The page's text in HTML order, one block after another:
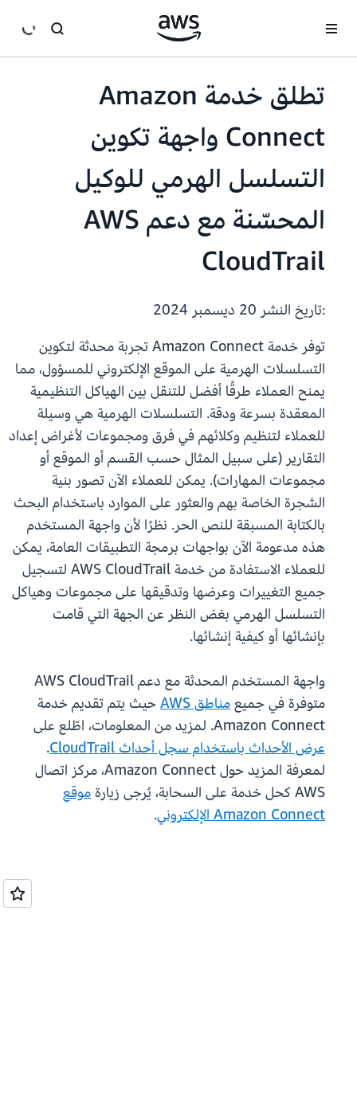
تطلق خدمة Amazon
Connect واجهة تكوين
التسلسل الهرمي للوكيل
المحسّنة مع دعم AWS
CloudTrail
:تاريخ النشر
توفر خدمة Amazon Connect تجربة محدثة لتكوين
التسلسلات الهرمية على الموقع الإلكتروني للمسؤول، مما
يمنح العملاء طرقًا أفضل للتنقل بين الهياكل التنظيمية
المعقدة بسرعة ودقة. التسلسلات الهرمية هي وسيلة
للعملاء لتنظيم وكلائهم في فرق ومجموعات لأغراض إعداد
التقارير (على سبيل المثال حسب القسم أو الموقع أو
مجموعات المهارات). يمكن للعملاء الآن تصور بنية
الشجرة الخاصة بهم والعثور على الموارد باستخدام البحث
بالكتابة المسبقة للنص الحر. نظرًا لأن واجهة المستخدم
هذه مدعومة الآن بواجهات برمجة التطبيقات العامة، يمكن
للعملاء الاستفادة من خدمة AWS CloudTrail لتسجيل
جميع التغييرات وعرضها وتدقيقها على مجموعات وهياكل
التسلسل الهرمي بغض النظر عن الجهة التي قامت
بإنشائها أو كيفية إنشائها.
واجهة المستخدم المحدثة مع دعم AWS CloudTrail
متوفرة في جميعمناطق AWS
حيث يتم تقديم خدمة
Amazon Connect. لمزيد من المعلومات، اطّلع على
عرض الأحداث باستخدام سجل أحداث CloudTrail
.
لمعرفة المزيد حول Amazon Connect، مركز اتصال
AWS كحل خدمة على السحابة، يُرجى زيارة
موقع
Amazon Connect الإلكتروني
.